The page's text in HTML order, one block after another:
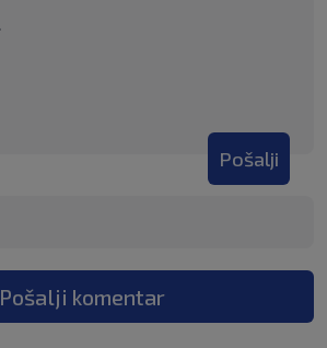
Pošalji
Pošalji komentar